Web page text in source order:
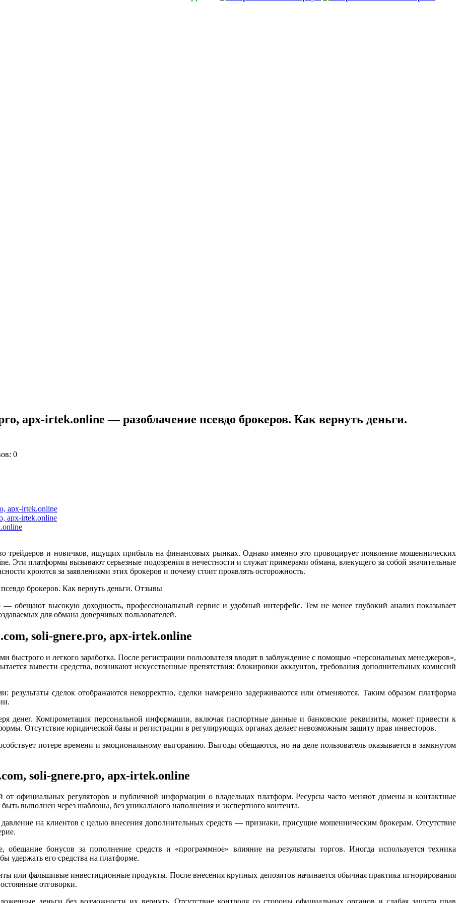
apx-irtek.online — разоблачение псевдо брокеров. Как вернуть деньги.
0
apx-irtek.online
apx-irtek.online
трейдеров и новичков, ищущих прибыль на финансовых рынках. Однако именно это провоцирует появление мошеннических
Эти платформы вызывают серьезные подозрения в нечестности и служат примерами обмана, влекущего за собой значительные
кроются за заявлениями этих брокеров и почему стоит проявлять осторожность.
— обещают высокую доходность, профессиональный сервис и удобный интерфейс. Тем не менее глубокий анализ показывает
для обмана доверчивых пользователей.
soli-gnere.pro, apx-irtek.online
быстрого и легкого заработка. После регистрации пользователя вводят в заблуждение с помощью «персональных менеджеров»,
вывести средства, возникают искусственные препятствия: блокировки аккаунтов, требования дополнительных комиссий
сделок отображаются некорректно, сделки намеренно задерживаются или отменяются. Таким образом платформа
денег. Компрометация персональной информации, включая паспортные данные и банковские реквизиты, может привести к
Отсутствие юридической базы и регистрации в регулирующих органах делает невозможным защиту прав инвесторов.
потере времени и эмоциональному выгоранию. Выгоды обещаются, но на деле пользователь оказывается в замкнутом
soli-gnere.pro, apx-irtek.online
от официальных регуляторов и публичной информации о владельцах платформ. Ресурсы часто меняют домены и контактные
выполнен через шаблоны, без уникального наполнения и экспертного контента.
на клиентов с целью внесения дополнительных средств — признаки, присущие мошенническим брокерам. Отсутствие
бонусов за пополнение средств и «программное» влияние на результаты торгов. Иногда используется техника
удержать его средства на платформе.
или фальшивые инвестиционные продукты. После внесения крупных депозитов начинается обычная практика игнорирования
отговорки.